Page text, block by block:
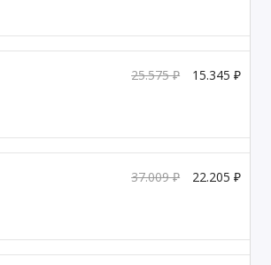
25.575 ₽ 15.345 ₽
37.009 ₽ 22.205 ₽